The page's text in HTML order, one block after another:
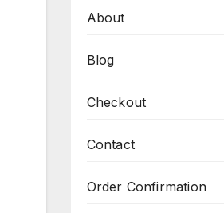
About
Blog
Checkout
Contact
Order Confirmation